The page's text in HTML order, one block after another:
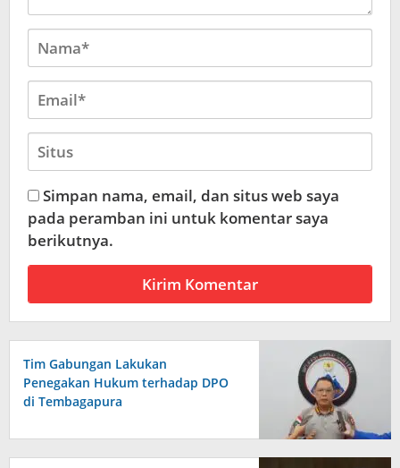
Simpan nama, email, dan situs web saya
pada peramban ini untuk komentar saya
berikutnya.
Tim Gabungan Lakukan
Penegakan Hukum terhadap DPO
di Tembagapura